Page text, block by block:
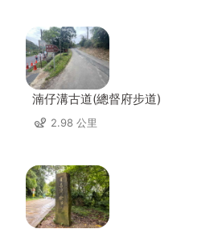
湳仔溝古道(總督府步道)
2.98 公里